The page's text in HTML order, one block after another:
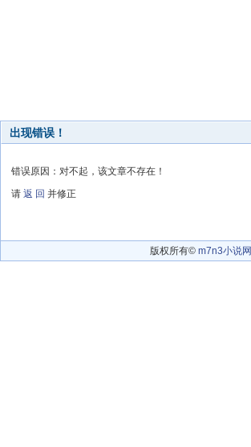
出现错误！
错误原因：对不起，该文章不存在！
请 返 回 并修正
版权所有© m7n3小说网